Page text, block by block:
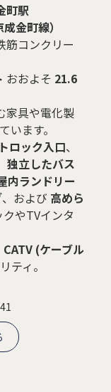
町駅
金町線）
筋コンクリー
おおよそ 21.6
家具や電化製
います。
ロック入口、
独立したバス
内ランドリー
、および 高めら
クやTVインタ
CATV (ケーブル
ティ。